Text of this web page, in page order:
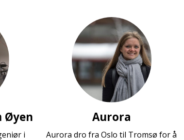
Øyen
i
Aurora
Aurora dro fra Oslo til Tromsø for å